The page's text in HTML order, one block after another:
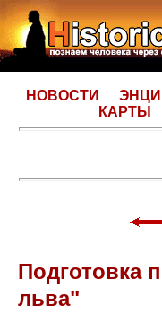
НОВОСТИ
КАРТЫ
Подготовка
льва"